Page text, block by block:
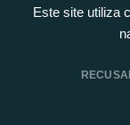
Este site utiliza